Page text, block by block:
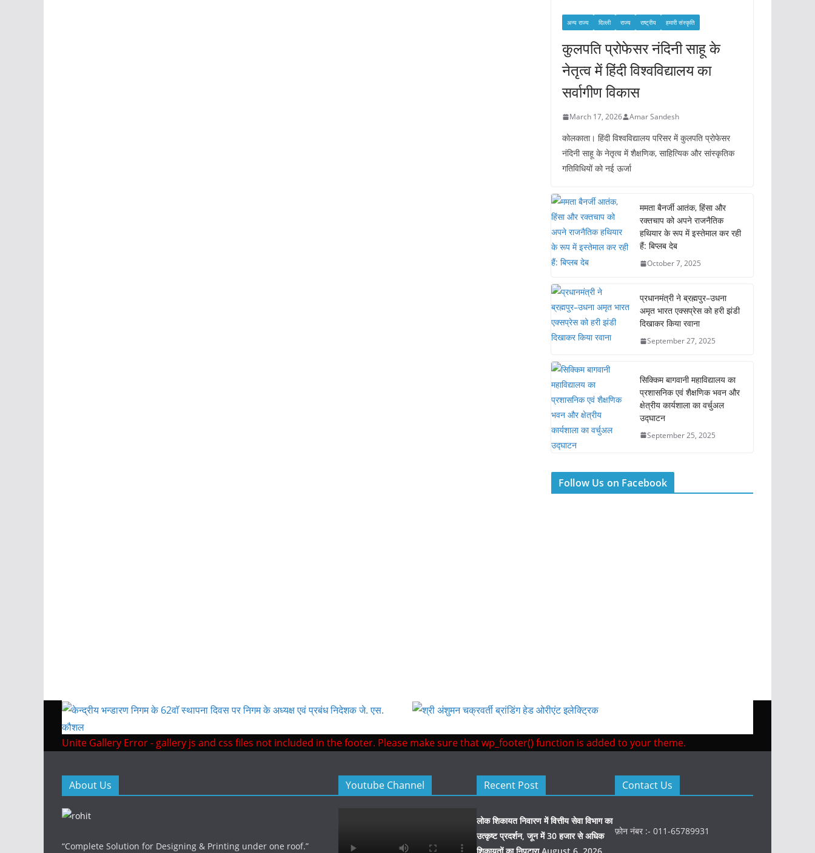
अन्य राज्य दिल्ली राज्य राष्ट्रीय हमारी संस्कृति
कुलपति प्रोफेसर नंदिनी साहू के
नेतृत्व में हिंदी विश्वविद्यालय का
सर्वागीण विकास
March 17, 2026 Amar Sandesh
कोलकाता। हिंदी विश्वविद्यालय परिसर में कुलपति प्रोफेसर
नंदिनी साहू के नेतृत्व में शैक्षणिक, साहित्यिक और सांस्कृतिक
गतिविधियों को नई ऊर्जा
ममता बैनर्जी आतंक, हिंसा और
रक्तचाप को अपने राजनैतिक
हथियार के रूप में इस्तेमाल कर रही
हैं: बिप्लब देब
October 7, 2025
प्रधानमंत्री ने ब्रह्मपुर–उधना
अमृत भारत एक्सप्रेस को हरी झंडी
दिखाकर किया रवाना
September 27, 2025
सिक्किम बागवानी महाविद्यालय का
प्रशासनिक एवं शैक्षणिक भवन और
क्षेत्रीय कार्यशाला का वर्चुअल
उद्घाटन
September 25, 2025
Follow Us on Facebook
Unite Gallery Error - gallery js and css files not included in the footer. Please make sure that wp_footer() function is added to your theme.
About Us
“Complete Solution for Designing & Printing under one roof.”
Youtube Channel Recent Post
लोक शिकायत निवारण में वित्तीय सेवा विभाग का
उत्कृष्ट प्रदर्शन, जून में 30 हजार से अधिक
Contact Us
फ़ोन नंबर :- 011-65789931